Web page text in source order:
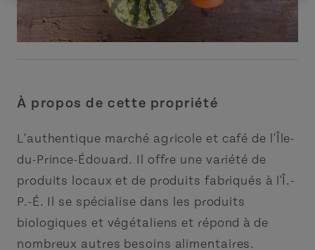
À propos de cette propriété
L'authentique marché agricole et café de l'Île-
du-Prince-Édouard. Il offre une variété de
produits locaux et de produits fabriqués à l'Î.-
P.-É. Il se spécialise dans les produits
biologiques et végétaliens et répond à de
nombreux autres besoins alimentaires.